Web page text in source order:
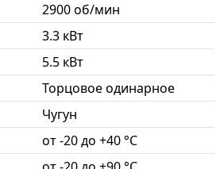
2900 об/мин
3.3 кВт
5.5 кВт
Торцовое одинарное
Чугун
от -20 до +40 °С